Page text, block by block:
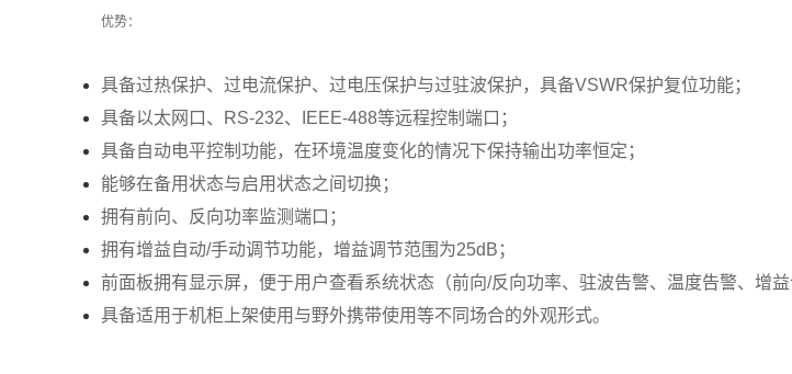
优势：
具备过热保护、过电流保护、过电压保护与过驻波保护，具备VSWR保护复位功能；
具备以太网口、RS-232、IEEE-488等远程控制端口；
具备自动电平控制功能，在环境温度变化的情况下保持输出功率恒定；
能够在备用状态与启用状态之间切换；
拥有前向、反向功率监测端口；
拥有增益自动/手动调节功能，增益调节范围为25dB；
前面板拥有显示屏，便于用户查看系统状态（前向/反向功率、驻波告警、温度告警、增
具备适用于机柜上架使用与野外携带使用等不同场合的外观形式。